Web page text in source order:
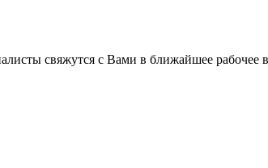
свяжутся с Вами в ближайшее рабочее